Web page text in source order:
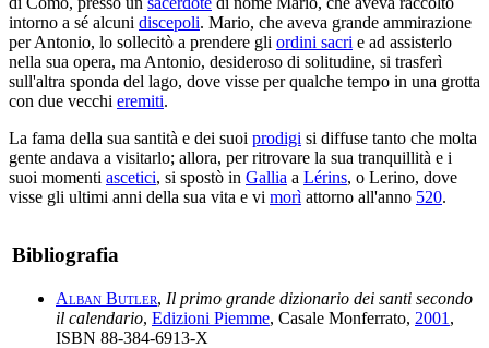
intorno a sé alcuni discepoli. Mario, che aveva grande ammirazione
per Antonio, lo sollecitò a prendere gli ordini sacri e ad assisterlo
nella sua opera, ma Antonio, desideroso di solitudine, si trasferì
sull'altra sponda del lago, dove visse per qualche tempo in una grotta
con due vecchi eremiti.
La fama della sua santità e dei suoi prodigi si diffuse tanto che molta
gente andava a visitarlo; allora, per ritrovare la sua tranquillità e i
suoi momenti ascetici, si spostò in Gallia a Lérins, o Lerino, dove
visse gli ultimi anni della sua vita e vi morì attorno all'anno 520.
Bibliografia
Alban Butler, Il primo grande dizionario dei santi secondo
il calendario, Edizioni Piemme, Casale Monferrato, 2001 ,
ISBN 88-384-6913-X